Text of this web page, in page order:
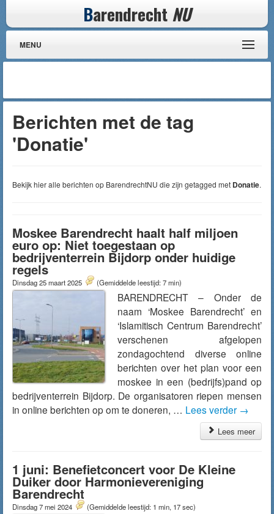
Barendrecht NU
MENU
Berichten met de tag
'Donatie'
Bekijk hier alle berichten op BarendrechtNU die zijn getagged met Donatie.
Moskee Barendrecht haalt half miljoen
euro op: Niet toegestaan op
bedrijventerrein Bijdorp onder huidige
regels
Dinsdag 25 maart 2025 (Gemiddelde leestijd: 7 min)
BARENDRECHT – Onder de
naam ‘Moskee Barendrecht’ en
‘Islamitisch Centrum Barendrecht’
verschenen afgelopen
zondagochtend diverse online
berichten over het plan voor een
moskee in een (bedrijfs)pand op
bedrijventerrein Bijdorp. De organisatoren riepen mensen
in online berichten op om te doneren, … Lees verder →
Lees meer
1 juni: Benefietconcert voor De Kleine
Duiker door Harmonievereniging
Barendrecht
Dinsdag 7 mei 2024 (Gemiddelde leestijd: 1 min, 17 sec)